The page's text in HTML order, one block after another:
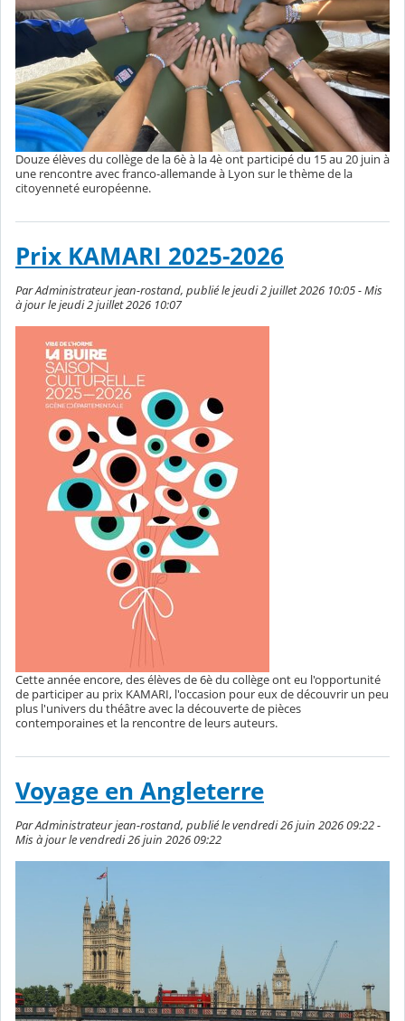
Douze élèves du collège de la 6è à la 4è ont participé du 15 au 20 juin à
une rencontre avec franco-allemande à Lyon sur le thème de la
citoyenneté européenne.
Prix KAMARI 2025-2026
Par Administrateur jean-rostand, publié le jeudi 2 juillet 2026 10:05 - Mis
à jour le jeudi 2 juillet 2026 10:07
Cette année encore, des élèves de 6è du collège ont eu l'opportunité
de participer au prix KAMARI, l'occasion pour eux de découvrir un peu
plus l'univers du théâtre avec la découverte de pièces
contemporaines et la rencontre de leurs auteurs.
Voyage en Angleterre
Par Administrateur jean-rostand, publié le vendredi 26 juin 2026 09:22 -
Mis à jour le vendredi 26 juin 2026 09:22